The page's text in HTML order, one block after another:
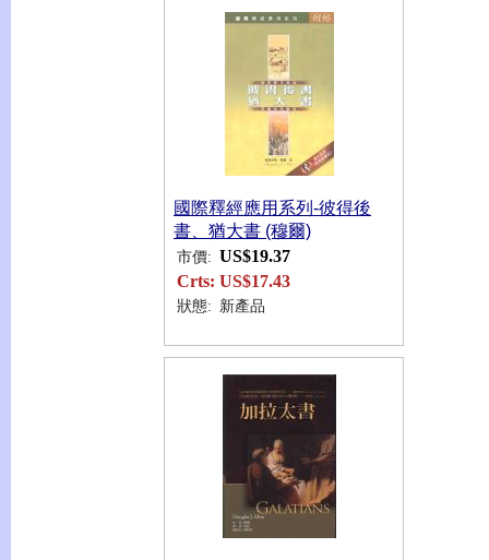
國際釋經應用系列-彼得後
書、猶大書 (穆爾)
市價: US$19.37
Crts: US$17.43
狀態: 新產品